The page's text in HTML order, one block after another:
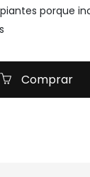
porque
Comprar